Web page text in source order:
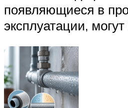
появляющиеся в
эксплуатации,